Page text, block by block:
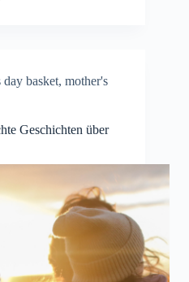
day basket, mother's
Geschichten über